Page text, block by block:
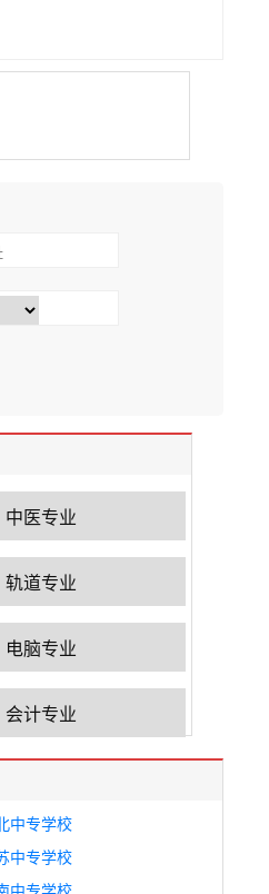
中医专业
轨道专业
电脑专业
会计专业
中专学校
中专学校
中专学校